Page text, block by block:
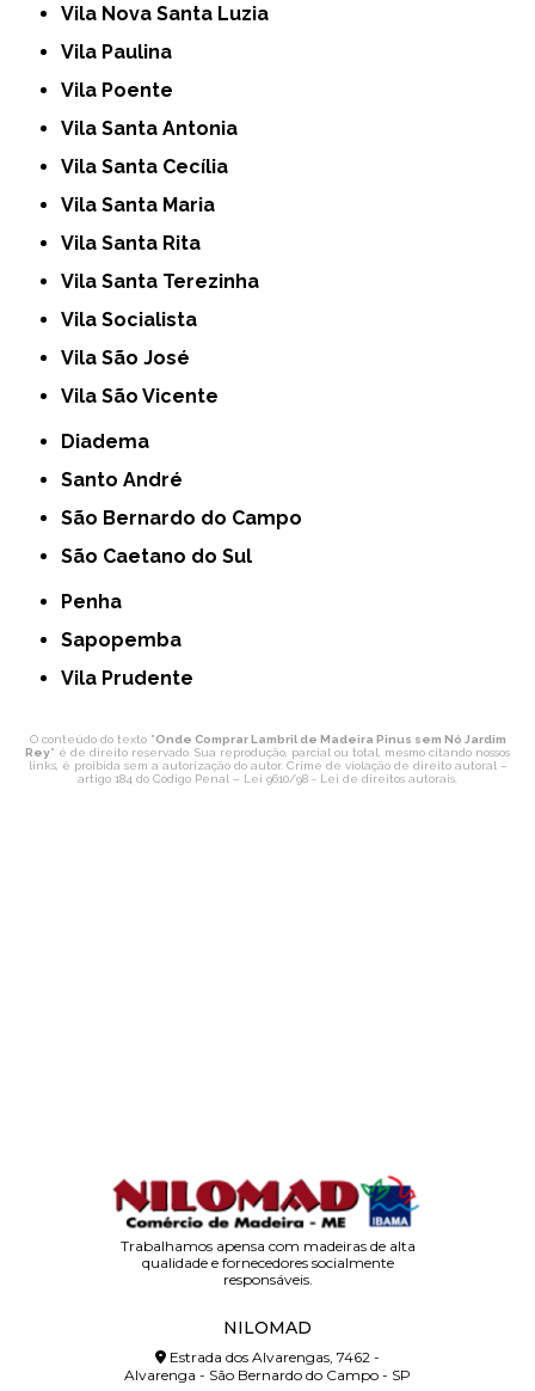
Vila Nova Santa Luzia
Vila Paulina
Vila Poente
Vila Santa Antonia
Vila Santa Cecília
Vila Santa Maria
Vila Santa Rita
Vila Santa Terezinha
Vila Socialista
Vila São José
Vila São Vicente
Diadema
Santo André
São Bernardo do Campo
São Caetano do Sul
Penha
Sapopemba
Vila Prudente
O conteúdo do texto "Onde Comprar Lambril de Madeira Pinus sem Nó Jardim
Rey" é de direito reservado. Sua reprodução, parcial ou total, mesmo citando nossos
links, é proibida sem a autorização do autor. Crime de violação de direito autoral –
artigo 184 do Código Penal – Lei 9610/98 - Lei de direitos autorais.
Trabalhamos apensa com madeiras de alta
qualidade e fornecedores socialmente
responsáveis.
NILOMAD
Estrada dos Alvarengas, 7462 -
Alvarenga - São Bernardo do Campo - SP